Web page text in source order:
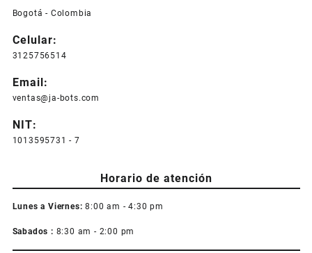
Bogotá - Colombia
Celular:
3125756514
Email:
ventas@ja-bots.com
NIT:
1013595731 - 7
Horario de atención
Lunes a Viernes: 8:00 am - 4:30 pm
Sabados : 8:30 am - 2:00 pm